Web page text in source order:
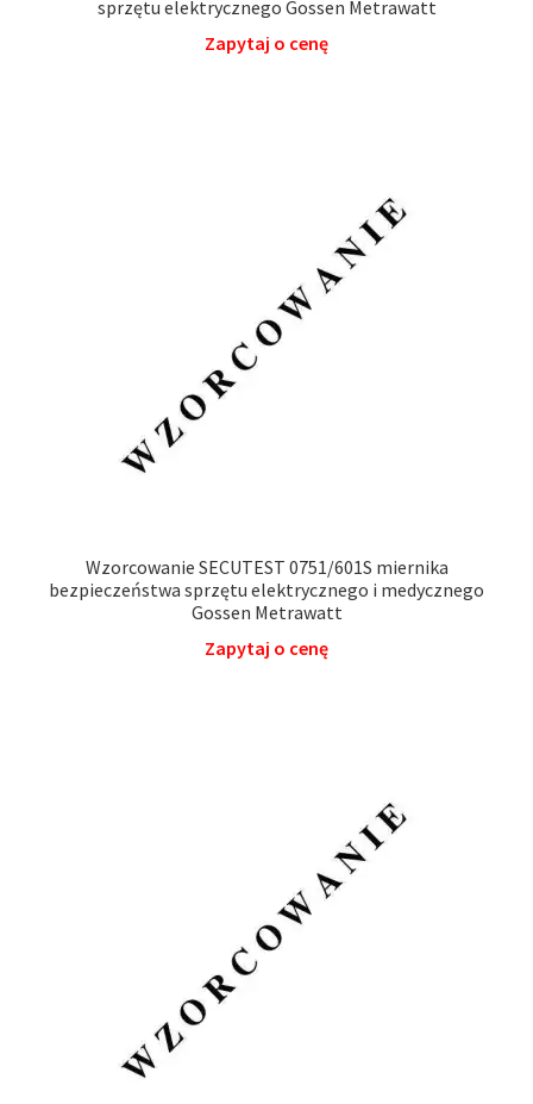
sprzętu elektrycznego Gossen Metrawatt
Zapytaj o cenę
Wzorcowanie SECUTEST 0751/601S miernika
bezpieczeństwa sprzętu elektrycznego i medycznego
Gossen Metrawatt
Zapytaj o cenę